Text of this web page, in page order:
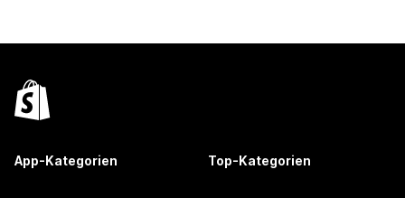
App-Kategorien Top-Kategorien